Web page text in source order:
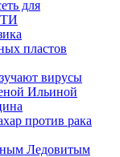
для
пластов
вирусы
Ильиной
против рака
Ледовитым